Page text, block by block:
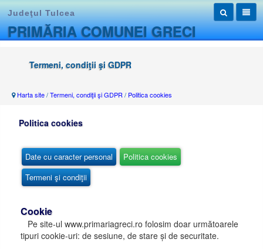
Judeţul Tulcea
PRIMĂRIA COMUNEI GRECI
Termeni, condiţii şi GDPR
Harta site/Termeni, condiţii şi GDPR / Politica cookies
Politica cookies
Date cu caracter personal
Politica cookies
Termeni şi condiţii
Cookie
Pe site-ul www.primariagreci.ro folosim doar următoarele
tipuri cookie-uri: de sesiune, de stare și de securitate.